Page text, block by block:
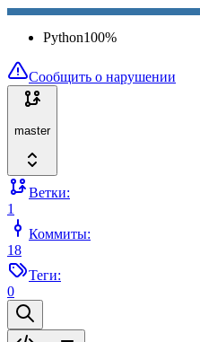
Python100%
Сообщить о нарушении
master
Ветки:
1
Коммиты:
18
Теги:
0